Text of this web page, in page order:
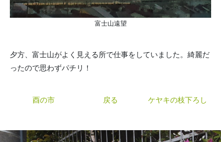
富士山遠望
夕方、富士山がよく見える所で仕事をしていました。綺麗だ
ったので思わずパチリ！
酉の市 戻る ケヤキの枝下ろし
濱野造園について
親方の日記